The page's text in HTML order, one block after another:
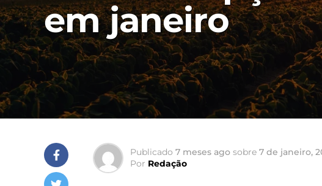
em janeiro
Publicado 7 meses ago sobre 7 de janeiro,
Por Redação